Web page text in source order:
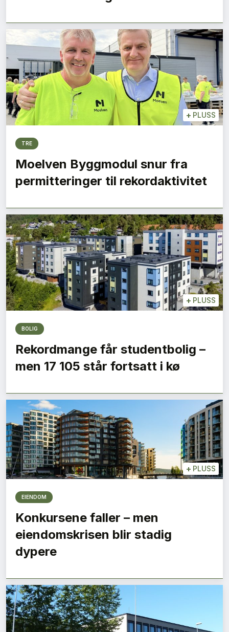
+ PLUSS
TRE
Moelven Byggmodul snur fra
permitteringer til rekordaktivitet
+ PLUSS
BOLIG
Rekordmange får studentbolig –
men 17 105 står fortsatt i kø
+ PLUSS
EIENDOM
Konkursene faller – men
eiendomskrisen blir stadig
dypere